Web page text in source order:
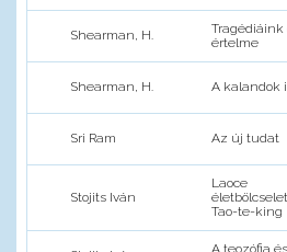
Shearman, H.
Tragédiáink
értelme
Shearman, H. A kalandok
Sri Ram Az új tudat
Stojits Iván
Laoce
Tao-te-king
A teozófia